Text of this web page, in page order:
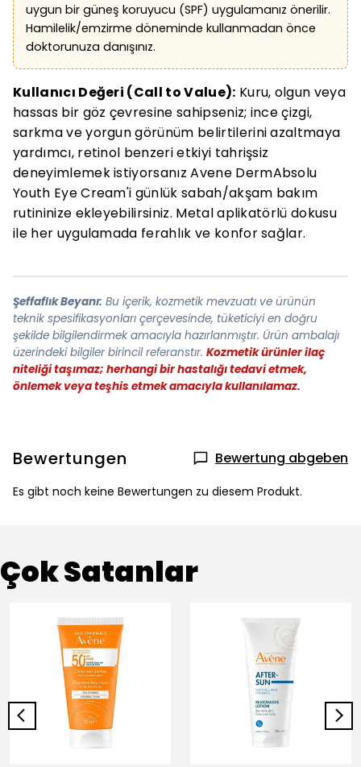
uygun bir güneş koruyucu (SPF) uygulamanız önerilir.
Hamilelik/emzirme döneminde kullanmadan önce
doktorunuza danışınız.
Kullanıcı Değeri (Call to Value): Kuru, olgun veya
hassas bir göz çevresine sahipseniz; ince çizgi,
sarkma ve yorgun görünüm belirtilerini azaltmaya
yardımcı, retinol benzeri etkiyi tahrişsiz
deneyimlemek istiyorsanız Avene DermAbsolu
Youth Eye Cream'i günlük sabah/akşam bakım
rutininize ekleyebilirsiniz. Metal aplikatörlü dokusu
ile her uygulamada ferahlık ve konfor sağlar.
Şeffaflık Beyanı: Bu içerik, kozmetik mevzuatı ve ürünün
teknik spesifikasyonları çerçevesinde, tüketiciyi en doğru
şekilde bilgilendirmek amacıyla hazırlanmıştır. Ürün ambalajı
üzerindeki bilgiler birincil referanstır. Kozmetik ürünler ilaç
niteliği taşımaz; herhangi bir hastalığı tedavi etmek,
önlemek veya teşhis etmek amacıyla kullanılamaz.
Bewertungen Bewertung abgeben
Es gibt noch keine Bewertungen zu diesem Produkt.
Çok Satanlar